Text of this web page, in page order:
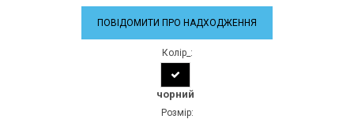
ПОВІДОМИТИ ПРО НАДХОДЖЕННЯ
Колір_:
чорний
Розмір: